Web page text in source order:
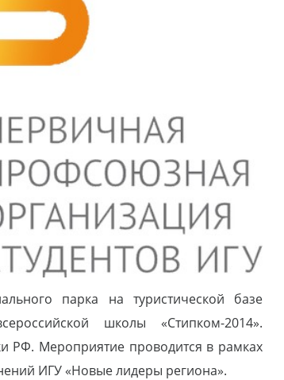
парка на туристической базе
школы «Стипком-2014».
РФ. Мероприятие проводится в рамках
ИГУ «Новые лидеры региона».